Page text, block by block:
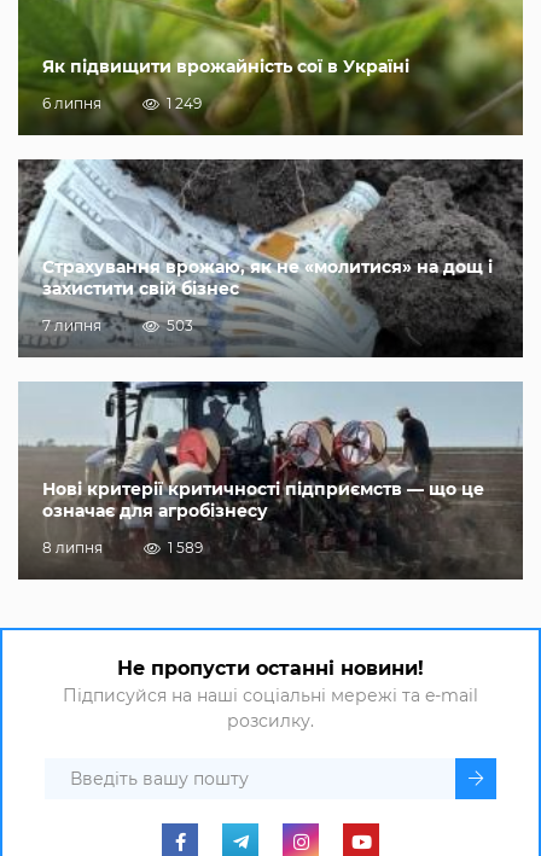
Як підвищити врожайність сої в Україні
6 липня 1 249
Страхування врожаю, як не «молитися» на дощ і
захистити свій бізнес
7 липня 503
Нові критерії критичності підприємств — що це
означає для агробізнесу
8 липня 1 589
Не пропусти останні новини!
Підписуйся на наші соціальні мережі та e-mail
розсилку.